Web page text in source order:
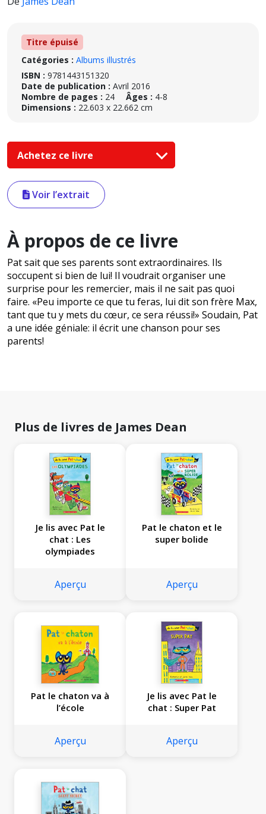
Titre épuisé
Catégories : Albums illustrés
ISBN : 9781443151320
Date de publication : Avril 2016
Nombre de pages : 24 Âges : 4-8
Dimensions : 22.603 x 22.662 cm
Achetez ce livre
Voir l’extrait
À propos de ce livre
Pat sait que ses parents sont extraordinaires. Ils
soccupent si bien de lui! Il voudrait organiser une
surprise pour les remercier, mais il ne sait pas quoi
faire. «Peu importe ce que tu feras, lui dit son frère Max,
tant que tu y mets du cœur, ce sera réussi!» Soudain, Pat
a une idée géniale: il écrit une chanson pour ses
parents!
Plus de livres de James Dean
Je lis avec Pat le
chat : Les
olympiades
Aperçu
Pat le chaton et le
super bolide
Aperçu
Pat le chaton va à
l’école
Aperçu
Je lis avec Pat le
chat : Super Pat
Aperçu